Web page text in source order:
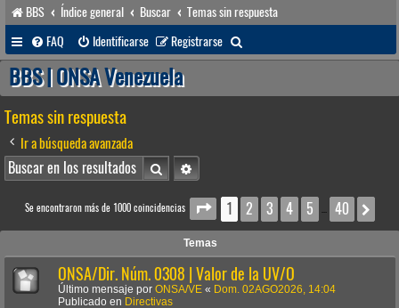
BBS Índice general Buscar
Temas sin respuesta
FAQ
Identificarse Registrarse
u
BBS | ONSA Venezuela
Temas sin respuesta
Ir a búsqueda avanzada
BuscarBúsqueda avanzada
Se encontraron más de 1000 coincidencias Página1 de 40
1 2 3 4 5 … 40
Temas
ONSA/Dir. Núm. 0308 | Valor de la UV/O
Último mensaje por ONSA/VE « Dom. 02AGO2026, 14:04
Publicado en Directivas